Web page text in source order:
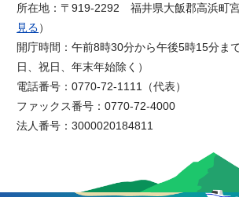
所在地：〒919-2292 福井県大飯郡高浜町
見る）
開庁時間：午前8時30分から午後5時15分ま
日、祝日、年末年始除く）
電話番号：0770-72-1111（代表）
ファックス番号：0770-72-4000
法人番号：3000020184811